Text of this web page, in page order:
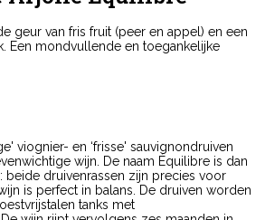
geur van fris fruit (peer en appel) en een
Een mondvullende en toegankelijke
viognier- en ‘frisse' sauvignondruiven
wijn. De naam Équilibre is dan
beide druivenrassen zijn precies voor
is perfect in balans. De druiven worden
tanks met